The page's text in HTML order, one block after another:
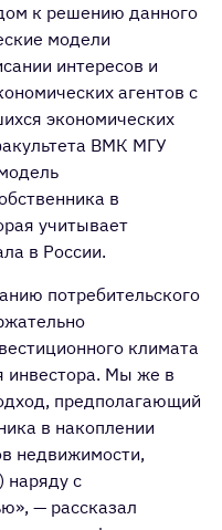
к решению данного
модели
интересов и
агентов с
экономических
ВМК МГУ
в
учитывает
в России.
потребительского
климата
инвестора. Мы же в
предполагающий
в накоплении
недвижимости,
наряду с
— рассказал